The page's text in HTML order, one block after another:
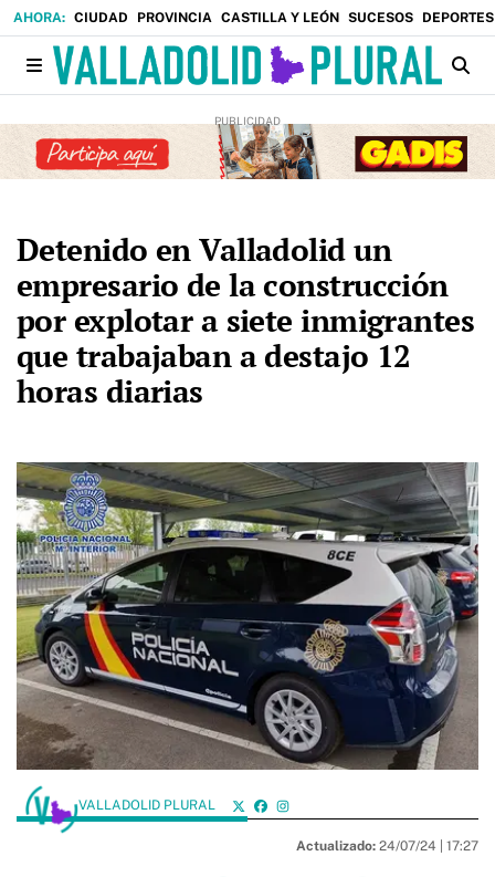
CIUDAD PROVINCIA CASTILLA Y LEÓN SUCESOS DEPORTES
Detenido en Valladolid un
empresario de la construcción
por explotar a siete inmigrantes
que trabajaban a destajo 12
horas diarias
VALLADOLID PLURAL
Actualizado: 24/07/24 | 17:27